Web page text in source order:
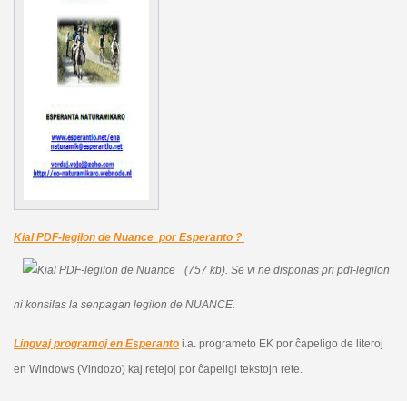
Kial PDF-legilon de Nuance por Esperanto ?
(757 kb). Se vi ne disponas pri pdf-legilon
ni konsilas la senpagan legilon de NUANCE.
Lingvaj programoj en Esperantoi.a. programeto EK por ĉapeligo de literoj
en Windows (Vindozo) kaj retejoj por ĉapeligi tekstojn rete.